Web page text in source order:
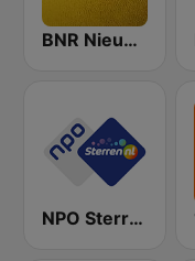
BNR Nieuwsradio
NPO Sterren